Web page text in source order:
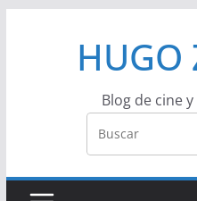
HUGO
Blog de cine